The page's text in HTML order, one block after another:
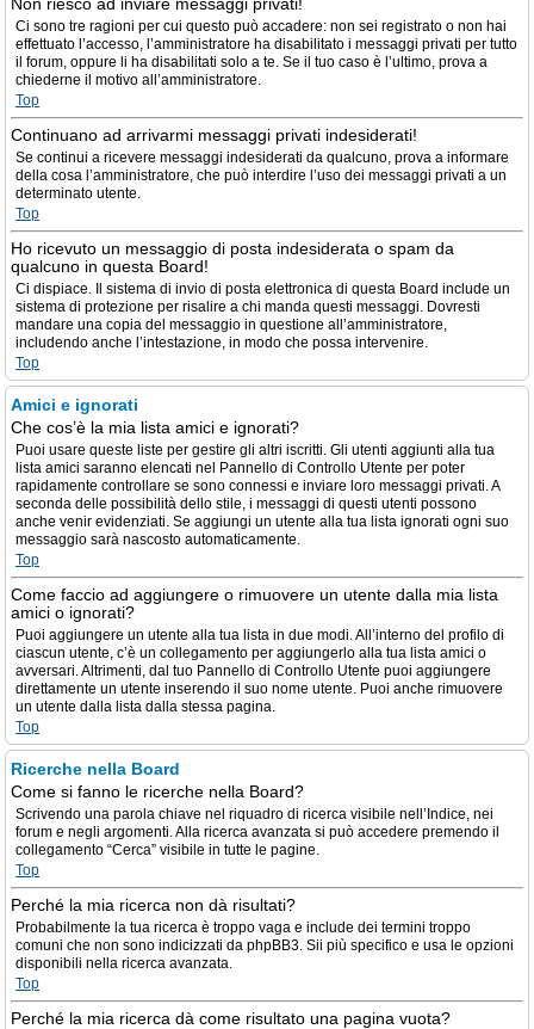
Ci sono tre ragioni per cui questo può accadere: non sei registrato o non hai
effettuato l’accesso, l’amministratore ha disabilitato i messaggi privati per tutto
il forum, oppure li ha disabilitati solo a te. Se il tuo caso è l’ultimo, prova a
chiederne il motivo all’amministratore.
Top
Continuano ad arrivarmi messaggi privati indesiderati!
Se continui a ricevere messaggi indesiderati da qualcuno, prova a informare
della cosa l’amministratore, che può interdire l’uso dei messaggi privati a un
determinato utente.
Top
Ho ricevuto un messaggio di posta indesiderata o spam da
qualcuno in questa Board!
Ci dispiace. Il sistema di invio di posta elettronica di questa Board include un
sistema di protezione per risalire a chi manda questi messaggi. Dovresti
mandare una copia del messaggio in questione all’amministratore,
includendo anche l’intestazione, in modo che possa intervenire.
Top
Amici e ignorati
Che cos’è la mia lista amici e ignorati?
Puoi usare queste liste per gestire gli altri iscritti. Gli utenti aggiunti alla tua
lista amici saranno elencati nel Pannello di Controllo Utente per poter
rapidamente controllare se sono connessi e inviare loro messaggi privati. A
seconda delle possibilità dello stile, i messaggi di questi utenti possono
anche venir evidenziati. Se aggiungi un utente alla tua lista ignorati ogni suo
messaggio sarà nascosto automaticamente.
Top
Come faccio ad aggiungere o rimuovere un utente dalla mia lista
amici o ignorati?
Puoi aggiungere un utente alla tua lista in due modi. All’interno del profilo di
ciascun utente, c’è un collegamento per aggiungerlo alla tua lista amici o
avversari. Altrimenti, dal tuo Pannello di Controllo Utente puoi aggiungere
direttamente un utente inserendo il suo nome utente. Puoi anche rimuovere
un utente dalla lista dalla stessa pagina.
Top
Ricerche nella Board
Come si fanno le ricerche nella Board?
Scrivendo una parola chiave nel riquadro di ricerca visibile nell’Indice, nei
forum e negli argomenti. Alla ricerca avanzata si può accedere premendo il
collegamento “Cerca” visibile in tutte le pagine.
Top
Perché la mia ricerca non dà risultati?
Probabilmente la tua ricerca è troppo vaga e include dei termini troppo
comuni che non sono indicizzati da phpBB3. Sii più specifico e usa le opzioni
disponibili nella ricerca avanzata.
Top
Perché la mia ricerca dà come risultato una pagina vuota?